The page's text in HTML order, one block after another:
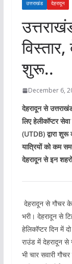
उत्तराखंड देहरादून
शुरू..
December 6,
देहरादून से
लिए हेलीकॉप्टर
(UTDB) द्वारा
यात्रियों को कम
देहरादून से इन
देहरादून से गौचर
भरी। देहरादून से
हेलिकॉप्‍टर दिन में
राउंड में देहरादून से
भी चार सवारी